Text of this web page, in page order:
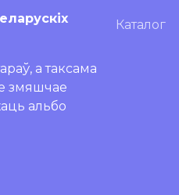
а таксама
змяшчае
альбо
Каталог